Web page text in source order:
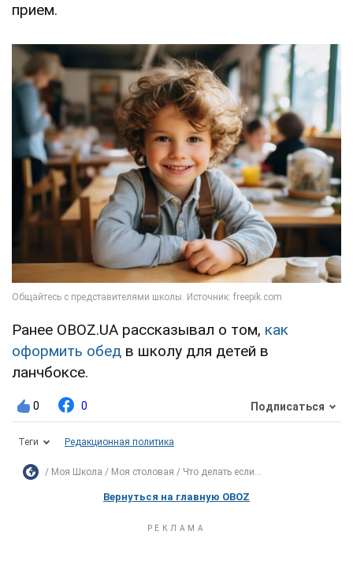
прием.
Ранее OBOZ.UA рассказывал о том, как
оформить обед в школу для детей в
ланчбоксе.
0 0 Подписаться
Теги Редакционная политика
Моя Школа Моя столовая Что делать если...
Вернуться на главную OBOZ